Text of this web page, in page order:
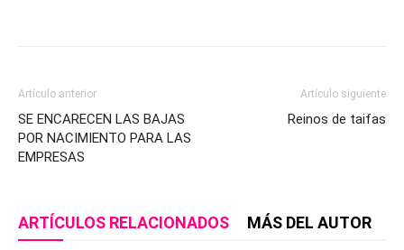
Artículo anterior
SE ENCARECEN LAS BAJAS
POR NACIMIENTO PARA LAS
EMPRESAS
Artículo siguiente
Reinos de taifas
ARTÍCULOS RELACIONADOS MÁS DEL AUTOR